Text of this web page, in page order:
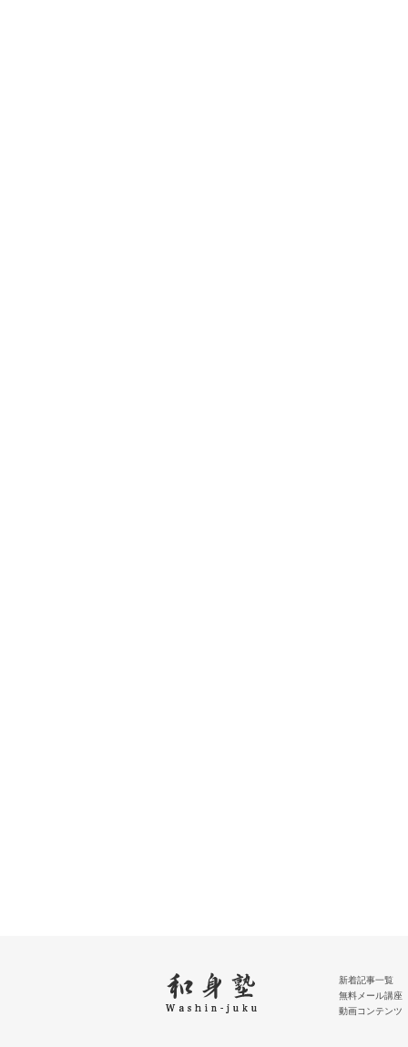
新着記事一覧
無料メール講座
動画コンテンツ